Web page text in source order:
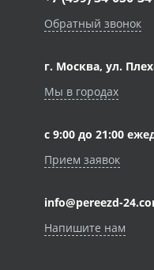
Обратный звонок
г. Москва, ул.
Мы в городах
с 9:00 до 21:00
Прием заявок
info@pereezd-
Напишите нам